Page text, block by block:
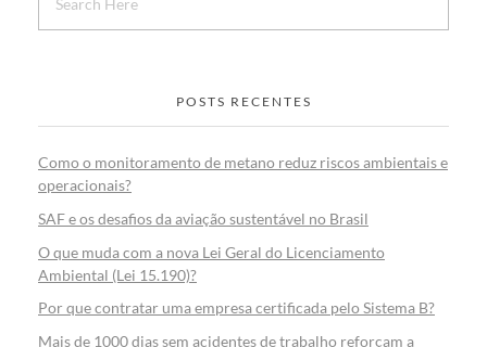
POSTS RECENTES
Como o monitoramento de metano reduz riscos ambientais e
operacionais?
SAF e os desafios da aviação sustentável no Brasil
O que muda com a nova Lei Geral do Licenciamento
Ambiental (Lei 15.190)?
Por que contratar uma empresa certificada pelo Sistema B?
Mais de 1000 dias sem acidentes de trabalho reforçam a